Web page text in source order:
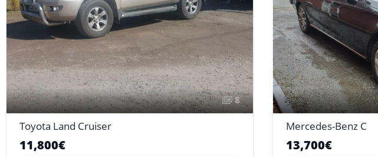
8
Toyota Land Cruiser
11,800€
Mercedes-Benz C
13,700€